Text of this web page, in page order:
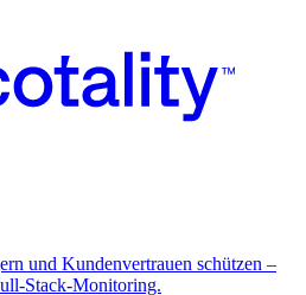
und Kundenvertrauen schützen –
Stack-Monitoring.